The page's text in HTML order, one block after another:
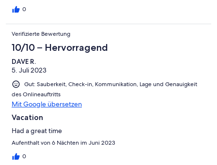
0
Verifizierte Bewertung
10/10 – Hervorragend
DAVE R.
5. Juli 2023
Gut: Sauberkeit, Check-in, Kommunikation, Lage und Genauigkeit
des Onlineauftritts
Mit Google übersetzen
Vacation
Had a great time
Aufenthalt von 6 Nächten im Juni 2023
0